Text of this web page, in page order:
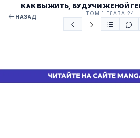
НАЗАД
КАК ВЫЖИТЬ, БУДУЧИ ЖЕНОЙ
ТОМ 1 ГЛАВА 24